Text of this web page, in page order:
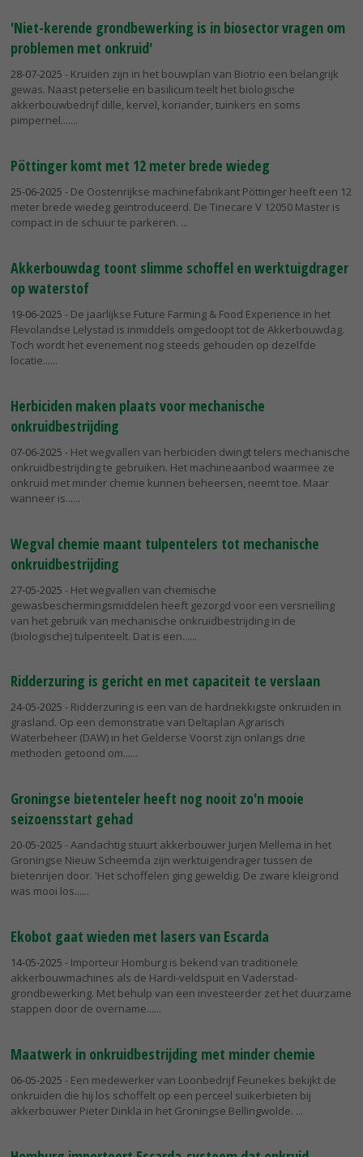
'Niet-kerende grondbewerking is in biosector vragen om
problemen met onkruid'
28-07-2025 - Kruiden zijn in het bouwplan van Biotrio een belangrijk
gewas. Naast peterselie en basilicum teelt het biologische
akkerbouwbedrijf dille, kervel, koriander, tuinkers en soms
pimpernel....
Pöttinger komt met 12 meter brede wiedeg
25-06-2025 - De Oostenrijkse machinefabrikant Pöttinger heeft een 12
meter brede wiedeg geïntroduceerd. De Tinecare V 12050 Master is
compact in de schuur te parkeren.
Akkerbouwdag toont slimme schoffel en werktuigdrager
op waterstof
19-06-2025 - De jaarlijkse Future Farming & Food Experience in het
Flevolandse Lelystad is inmiddels omgedoopt tot de Akkerbouwdag.
Toch wordt het evenement nog steeds gehouden op dezelfde
locatie...
Herbiciden maken plaats voor mechanische
onkruidbestrijding
07-06-2025 - Het wegvallen van herbiciden dwingt telers mechanische
onkruidbestrijding te gebruiken. Het machineaanbod waarmee ze
onkruid met minder chemie kunnen beheersen, neemt toe. Maar
wanneer is...
Wegval chemie maant tulpentelers tot mechanische
onkruidbestrijding
27-05-2025 - Het wegvallen van chemische
gewasbeschermingsmiddelen heeft gezorgd voor een versnelling
van het gebruik van mechanische onkruidbestrijding in de
(biologische) tulpenteelt. Dat is een...
Ridderzuring is gericht en met capaciteit te verslaan
24-05-2025 - Ridderzuring is een van de hardnekkigste onkruiden in
grasland. Op een demonstratie van Deltaplan Agrarisch
Waterbeheer (DAW) in het Gelderse Voorst zijn onlangs drie
methoden getoond om...
Groningse bietenteler heeft nog nooit zo'n mooie
seizoensstart gehad
20-05-2025 - Aandachtig stuurt akkerbouwer Jurjen Mellema in het
Groningse Nieuw Scheemda zijn werktuigendrager tussen de
bietenrijen door. 'Het schoffelen ging geweldig. De zware kleigrond
was mooi los...
Ekobot gaat wieden met lasers van Escarda
14-05-2025 - Importeur Homburg is bekend van traditionele
akkerbouwmachines als de Hardi-veldspuit en Vaderstad-
grondbewerking. Met behulp van een investeerder zet het duurzame
stappen door de overname...
Maatwerk in onkruidbestrijding met minder chemie
06-05-2025 - Een medewerker van Loonbedrijf Feunekes bekijkt de
onkruiden die hij los schoffelt op een perceel suikerbieten bij
akkerbouwer Pieter Dinkla in het Groningse Bellingwolde.